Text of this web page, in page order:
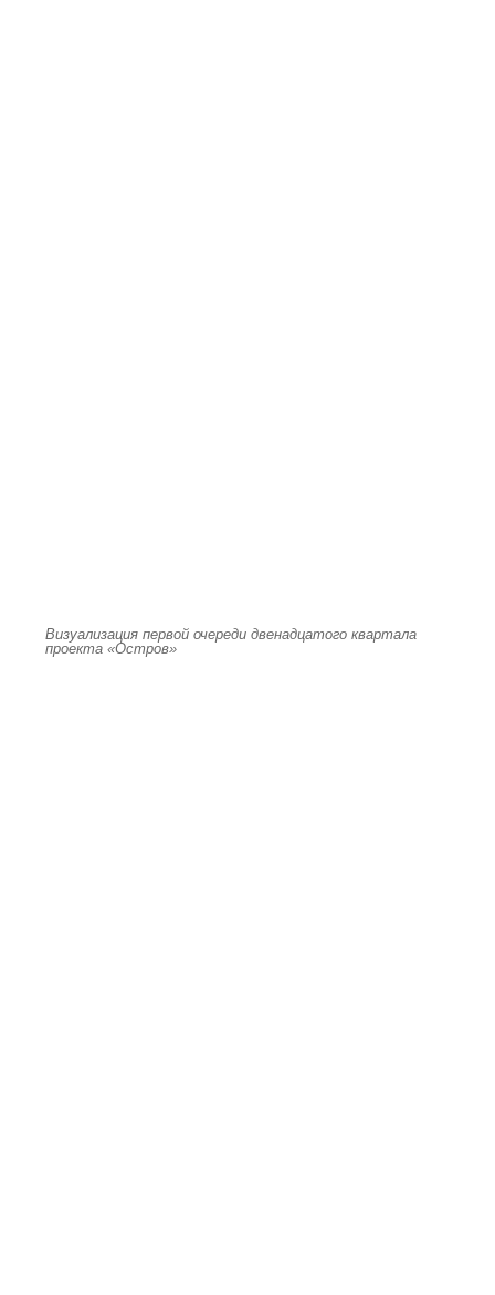
Визуализация первой очереди двенадцатого квартала
проекта «Остров»